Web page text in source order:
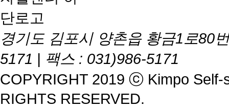
경기도 김포시 양촌읍 황금1로80
5171 | 팩스 : 031)986-5171
COPYRIGHT 2019 ⓒ Kimpo
RIGHTS RESERVED.